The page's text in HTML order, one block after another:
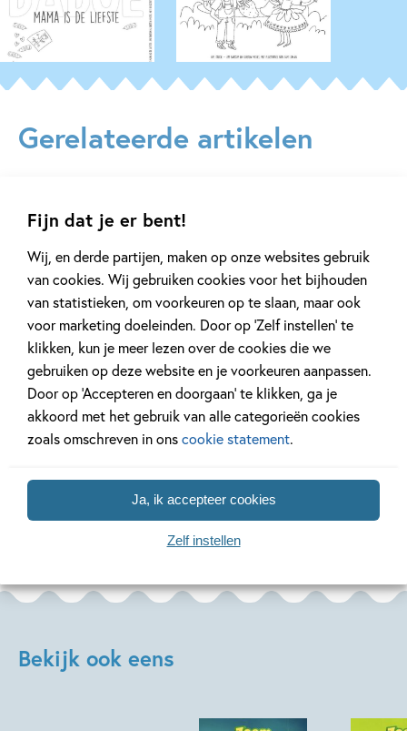
Fijn dat je er bent!
Wij, en derde partijen, maken op onze websites gebruik
van cookies. Wij gebruiken cookies voor het bijhouden
van statistieken, om voorkeuren op te slaan, maar ook
voor marketing doeleinden. Door op ‘Zelf instellen’ te
klikken, kun je meer lezen over de cookies die we
gebruiken op deze website en je voorkeuren aanpassen.
Door op ‘Accepteren en doorgaan’ te klikken, ga je
akkoord met het gebruik van alle categorieën cookies
zoals omschreven in onscookie statement.
Ja, ik accepteer cookies
Zelf instellen
Gerelateerde artikelen
11 JANUARI 2026
Ons Kinderpanel leest:
‘Marvel Superhelden’
Kinderpanel
Lees meer
De leukste
vakantie!
Bekijk alle artikelen
Bekijk ook eens